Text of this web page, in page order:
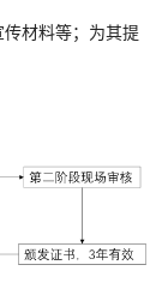
材料等；为其提